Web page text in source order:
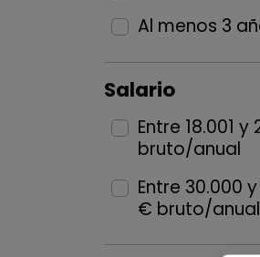
Al menos 3
Salario
Entre 18.001
bruto/anual
Entre 30.000
€ bruto/anual